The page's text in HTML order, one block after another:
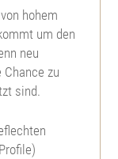
hohem
um den
neu
zu
sind.